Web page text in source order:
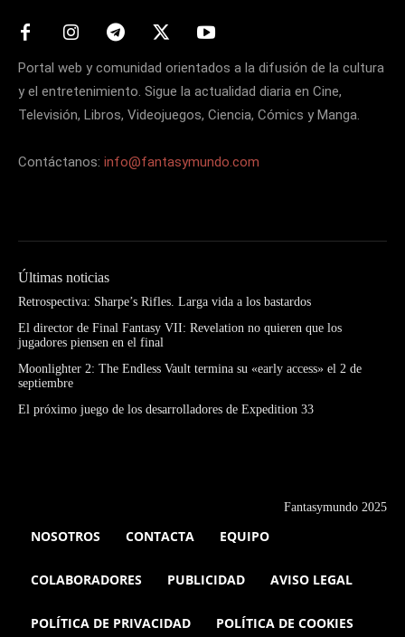
Portal web y comunidad orientados a la difusión de la cultura
y el entretenimiento. Sigue la actualidad diaria en Cine,
Televisión, Libros, Videojuegos, Ciencia, Cómics y Manga.
Contáctanos: info@fantasymundo.com
Últimas noticias
Retrospectiva: Sharpe’s Rifles. Larga vida a los bastardos
El director de Final Fantasy VII: Revelation no quieren que los
jugadores piensen en el final
Moonlighter 2: The Endless Vault termina su «early access» el 2 de
septiembre
El próximo juego de los desarrolladores de Expedition 33
Fantasymundo 2025
NOSOTROS CONTACTA EQUIPO
COLABORADORES PUBLICIDAD AVISO LEGAL
POLÍTICA DE PRIVACIDAD POLÍTICA DE COOKIES